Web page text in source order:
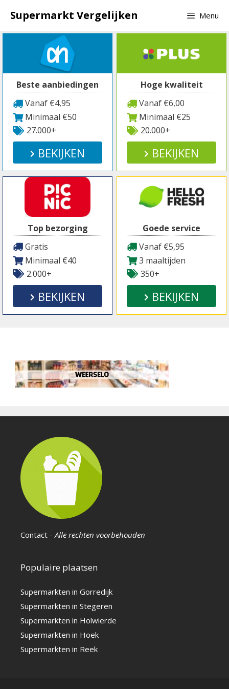
naar
inhoud
Supermarkt Vergelijken Menu
Beste aanbiedingen
Vanaf €4,95
Minimaal €50
27.000+
BEKIJKEN
Hoge kwaliteit
Vanaf €6,00
Minimaal €25
20.000+
BEKIJKEN
Top bezorging
Gratis
Minimaal €40
2.000+
BEKIJKEN
Goede service
Vanaf €5,95
3 maaltijden
350+
BEKIJKEN
Contact - Alle rechten voorbehouden
Populaire plaatsen
Supermarkten in Gorredijk
Supermarkten in Stegeren
Supermarkten in Holwierde
Supermarkten in Hoek
Supermarkten in Reek